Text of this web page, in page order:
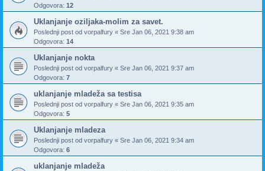
Odgovora: 12
Uklanjanje oziljaka-molim za savet.
Poslednji post od vorpalfury « Sre Jan 06, 2021 9:38 am
Odgovora: 14
Uklanjanje nokta
Poslednji post od vorpalfury « Sre Jan 06, 2021 9:37 am
Odgovora: 7
uklanjanje mladeža sa testisa
Poslednji post od vorpalfury « Sre Jan 06, 2021 9:35 am
Odgovora: 5
Uklanjanje mladeza
Poslednji post od vorpalfury « Sre Jan 06, 2021 9:34 am
Odgovora: 6
uklanjanje mladeža